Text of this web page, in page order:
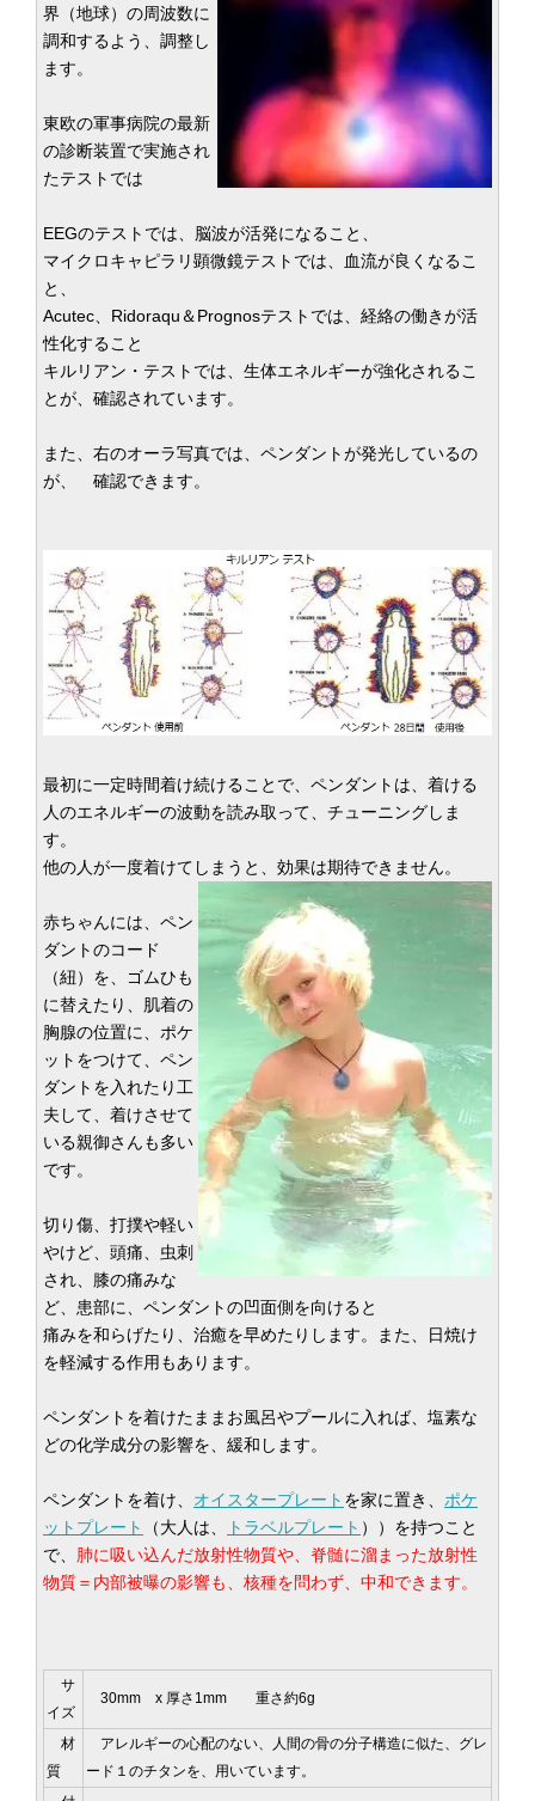
界（地球）の周波数に
調和するよう、調整し
ます。
東欧の軍事病院の最新
の診断装置で実施され
たテストでは
EEGのテストでは、脳波が活発になること、
マイクロキャピラリ顕微鏡テストでは、血流が良くなるこ
と、
Acutec、Ridoraqu＆Prognosテストでは、経絡の働きが活
性化すること
キルリアン・テストでは、生体エネルギーが強化されるこ
とが、確認されています。
また、右のオーラ写真では、ペンダントが発光しているの
が、 確認できます。
最初に一定時間着け続けることで、ペンダントは、着ける
人のエネルギーの波動を読み取って、チューニングしま
す。
他の人が一度着けてしまうと、効果は期待できません。
赤ちゃんには、ペン
ダントのコード
（紐）を、ゴムひも
に替えたり、肌着の
胸腺の位置に、ポケ
ットをつけて、ペン
ダントを入れたり工
夫して、着けさせて
いる親御さんも多い
です。
切り傷、打撲や軽い
やけど、頭痛、虫刺
され、膝の痛みな
ど、患部に、ペンダントの凹面側を向けると
痛みを和らげたり、治癒を早めたりします。また、日焼け
を軽減する作用もあります。
ペンダントを着けたままお風呂やプールに入れば、塩素な
どの化学成分の影響を、緩和します。
ペンダントを着け、 オイスタープレート を家に置き、 ポケ
ットプレート
（大人は、 トラベルプレート ））を持つこと
で、 肺に吸い込んだ放射性物質や、脊髄に溜まった放射性
物質＝内部被曝の影響も、核種を問わず、中和できます。
サ
イズ
30mm x 厚さ1mm 重さ約6g
材
質
アレルギーの心配のない、人間の骨の分子構造に似た、グレ
ード１のチタンを、用いています。